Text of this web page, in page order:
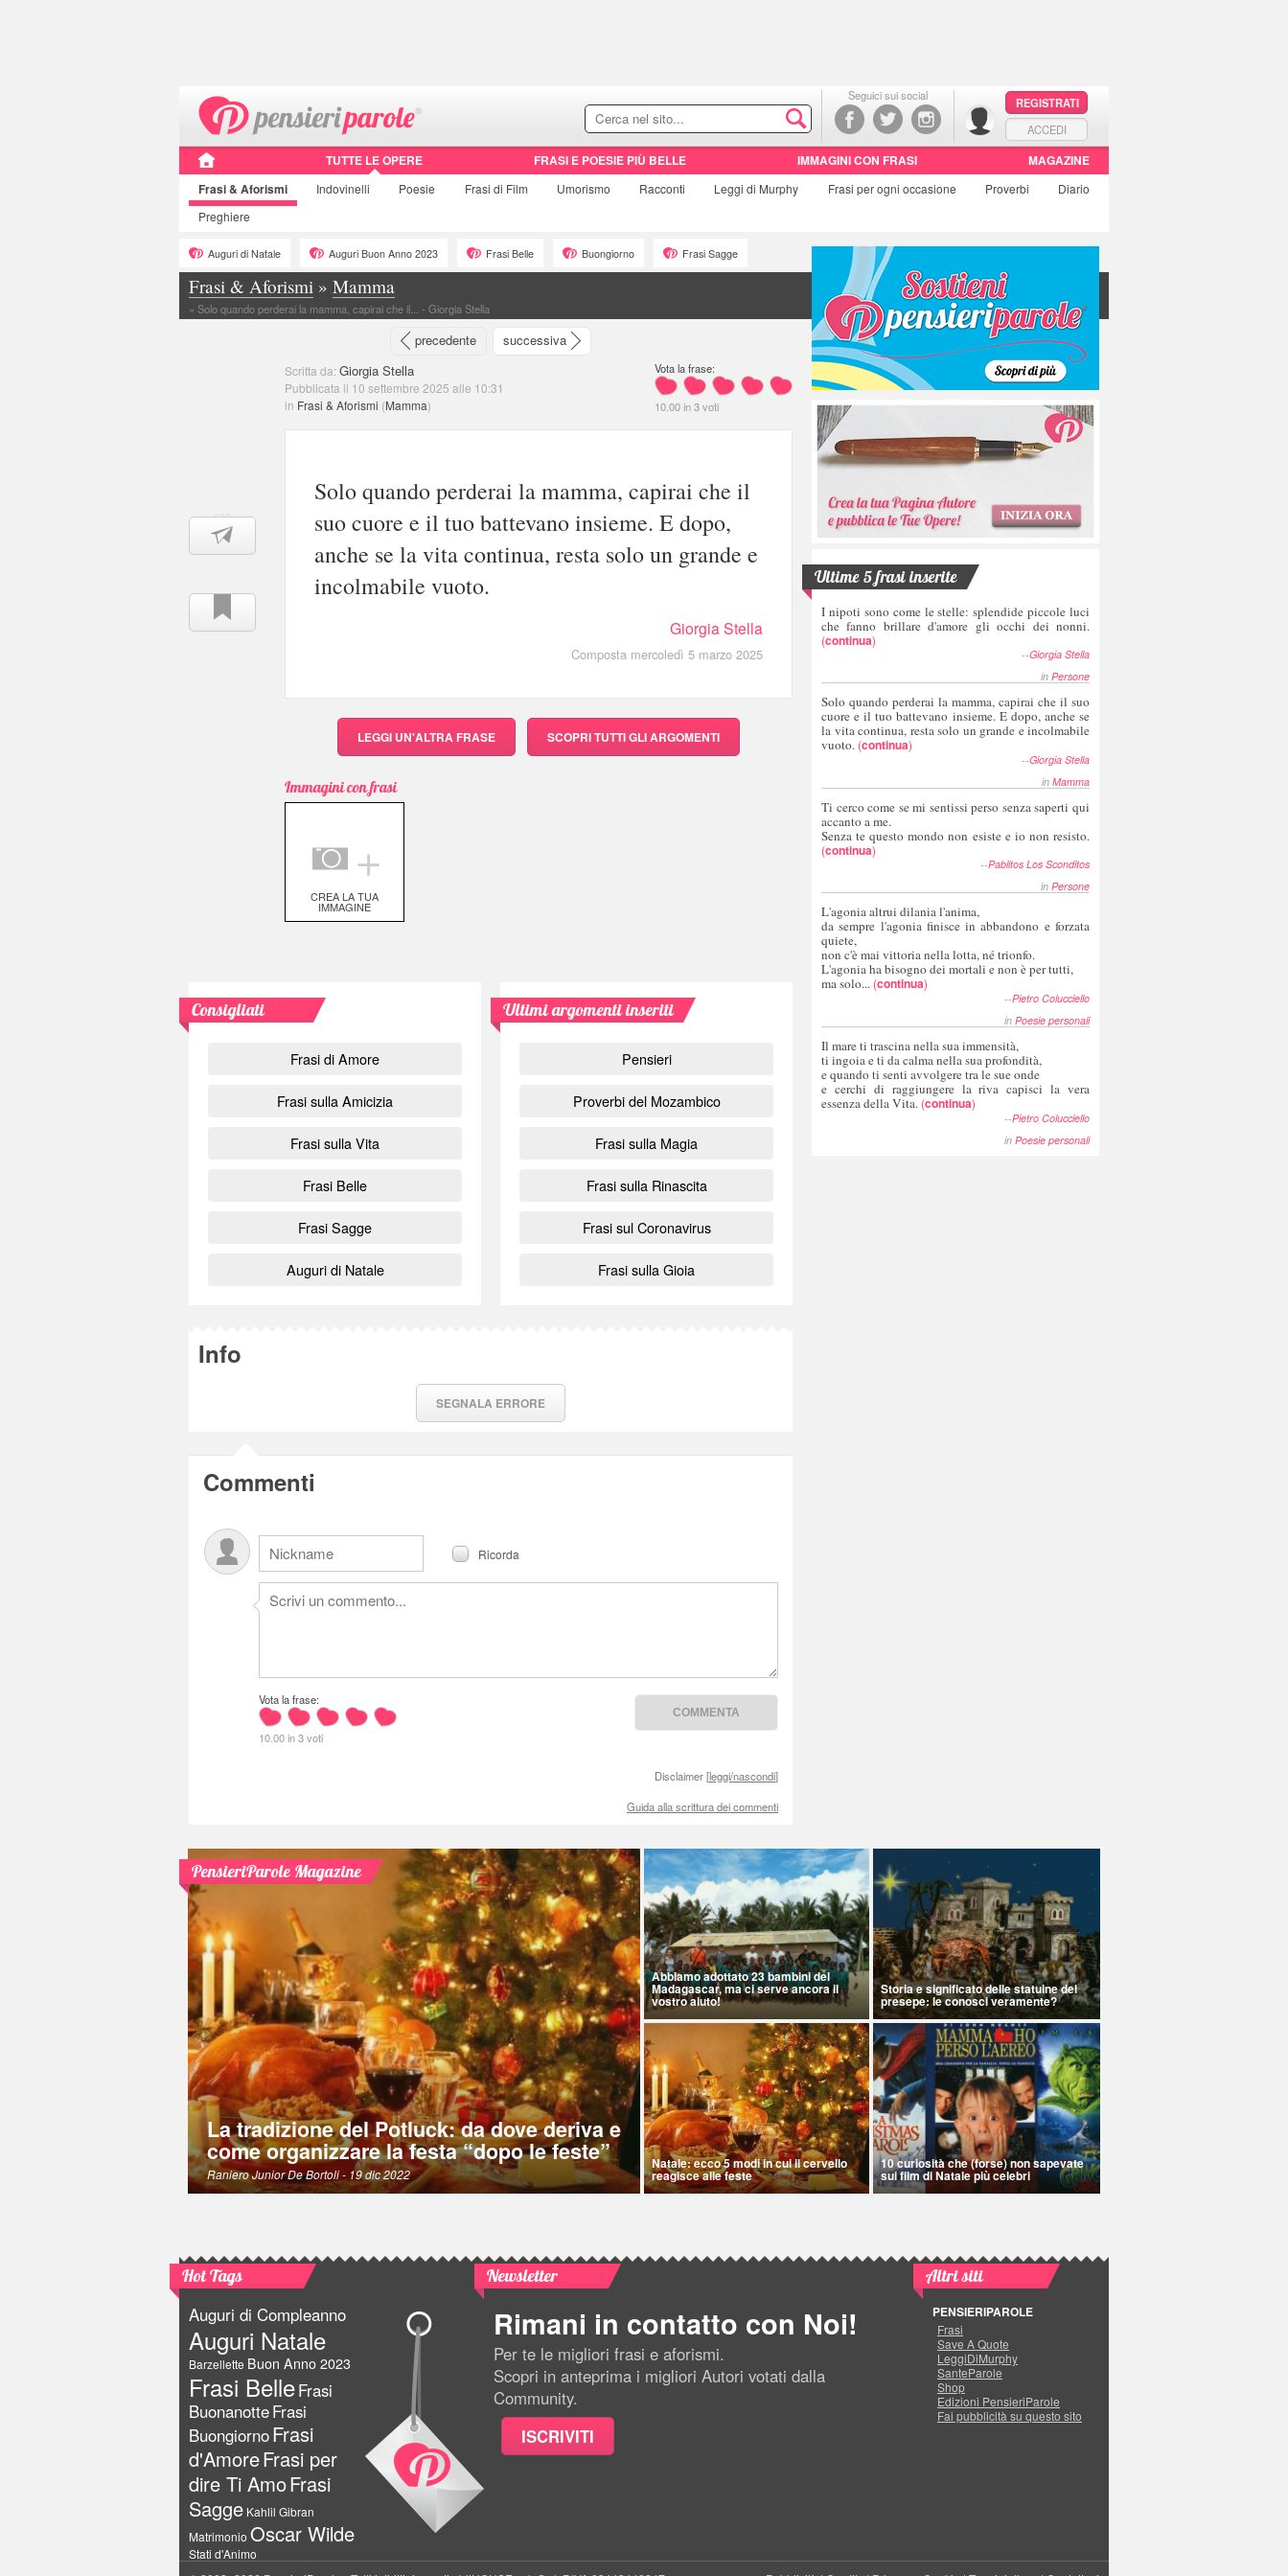
Seguici sui social
REGISTRATI
ACCEDI
TUTTE LE OPERE FRASI E POESIE PIÙ BELLE IMMAGINI CON FRASI
MAGAZINE
Frasi& Aforismi Indovinelli Poesie Frasi di Film Umorismo Racconti Leggi di Murphy Frasi per ogni occasione Proverbi
Diario
Preghiere
Auguri di Natale Auguri Buon Anno 2023 Frasi Belle Buongiorno Frasi Sagge
Frasi & Aforismi » Mamma
» Solo quando perderai la mamma, capirai che il... - Giorgia Stella
precedente successiva
Scritta da: Giorgia Stella
Pubblicata il 10 settembre 2025 alle 10:31
in Frasi & Aforismi (Mamma)
Vota la frase:
10.00in3voti
Solo quando perderai la mamma, capirai che il
suo cuore e il tuo battevano insieme. E dopo,
anche se la vita continua, resta solo un grande e
incolmabile vuoto.
Giorgia Stella
Composta mercoledì 5 marzo 2025
LEGGI UN'ALTRA FRASE SCOPRITUTTI GLI ARGOMENTI
Immagini con frasi
＋
CREA LA TUA
IMMAGINE
Consigliati
Frasi di Amore
Frasi sulla Amicizia
Frasi sulla Vita
Frasi Belle
Frasi Sagge
Auguri di Natale
Ultimi argomenti inseriti
Pensieri
Proverbi del Mozambico
Frasi sulla Magia
Frasi sulla Rinascita
Frasi sul Coronavirus
Frasi sulla Gioia
Info
SEGNALA ERRORE
Commenti
Ricorda
Vota la frase:
10.00 in 3 voti
Disclaimer [leggi/nascondi]
Guida alla scrittura dei commenti
Ultime 5 frasi inserite
I nipoti sono come le stelle: splendide piccole luci
che fanno brillare d'amore gli occhi dei nonni.
(continua)
--Giorgia Stella
in Persone
Solo quando perderai la mamma, capirai che il suo
cuore e il tuo battevano insieme. E dopo, anche se
la vita continua, resta solo un grande e incolmabile
vuoto. (continua)
--Giorgia Stella
in Mamma
Ti cerco come se mi sentissi perso senza saperti qui
accanto a me.
Senza te questo mondo non esiste e io non resisto.
(continua)
--Pablitos Los Sconditos
in Persone
L'agonia altrui dilania l'anima,
da sempre l'agonia finisce in abbandono e forzata
quiete,
non c'è mai vittoria nella lotta, né trionfo.
L'agonia ha bisogno dei mortali e non è per tutti,
ma solo... (continua)
--Pietro Colucciello
in Poesie personali
Il mare ti trascina nella sua immensità,
ti ingoia e ti da calma nella sua profondità,
e quando ti senti avvolgere tra le sue onde
e cerchi di raggiungere la riva capisci la vera
essenza della Vita. (continua)
--Pietro Colucciello
in Poesie personali
PensieriParole Magazine
La tradizione del Potluck: da dove deriva e
come organizzare la festa “dopo le feste”
Raniero Junior De Bortoli- 19 dic 2022
Abbiamo adottato 23 bambini del
Madagascar, ma ci serve ancora il
vostro aiuto!
Storia e significato delle statuine del
presepe: le conosci veramente?
Natale: ecco 5 modi in cui il cervello
reagisce alle feste
10 curiosità che (forse) non sapevate
sui film di Natale più celebri
Hot Tags
Auguri di Compleanno
Auguri Natale
Barzellette Buon Anno 2023
Frasi BelleFrasi
BuonanotteFrasi
BuongiornoFrasi
d'AmoreFrasi per
dire Ti AmoFrasi
Sagge Kahlil Gibran
Matrimonio Oscar Wilde
Stati d'Animo
Newsletter
Rimani in contatto con Noi!
Per te le migliori frasi e aforismi.
Scopri in anteprima i migliori Autori votati dalla
Community.
ISCRIVITI
Altri siti
PENSIERIPAROLE
Frasi
Save A Quote
LeggiDiMurphy
SanteParole
Shop
Edizioni PensieriParole
Fai pubblicità su questo sito